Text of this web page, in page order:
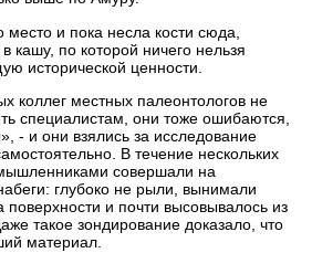
и пока несла кости сюда,
кашу, по которой ничего нельзя
исторической ценности.
коллег местных палеонтологов не
специалистам, они тоже ошибаются,
- и они взялись за исследование
В течение нескольких
совершали на
глубоко не рыли, вынимали
поверхности и почти высовывалось из
такое зондирование доказало, что
материал.